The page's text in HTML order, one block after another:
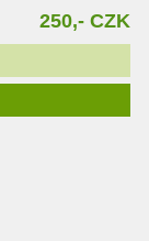
250,- CZK